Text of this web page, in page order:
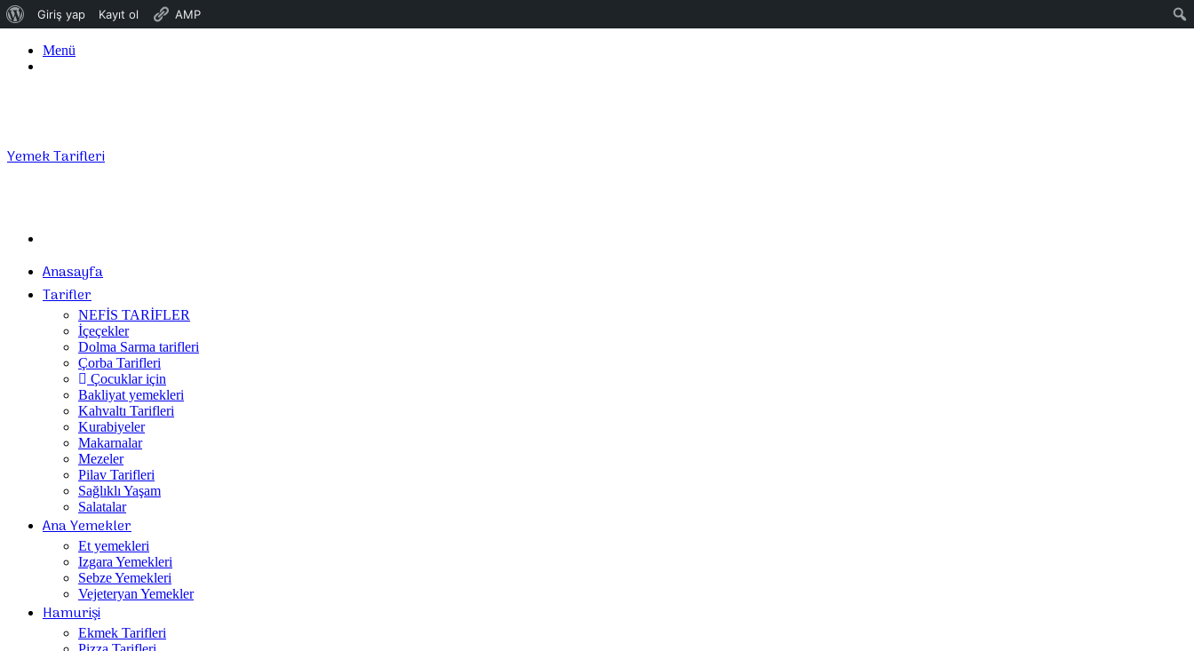
WordPress
Giriş yap Kayıt ol AMP
Menü
Yemek Tarifleri
...
Anasayfa
Tarifler
NEFİS TARİFLER
İçeçekler
Dolma Sarma tarifleri
Çorba Tarifleri
Çocuklar için
Bakliyat yemekleri
Kahvaltı Tarifleri
Kurabiyeler
Makarnalar
Mezeler
Pilav Tarifleri
Sağlıklı Yaşam
Salatalar
Ana Yemekler
Et yemekleri
Izgara Yemekleri
Sebze Yemekleri
Vejeteryan Yemekler
Hamurişi
Ekmek Tarifleri